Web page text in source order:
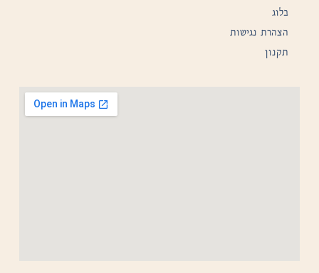
בלוג
הצהרת נגישות
תקנון